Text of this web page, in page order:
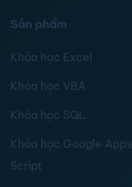
Sản phẩm
Khóa học Excel
Khóa học VBA
Khóa học SQL
Khóa học Google Apps
Script